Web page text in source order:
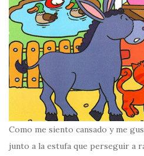
Como me siento cansado y me
junto a la estufa que perseguir a